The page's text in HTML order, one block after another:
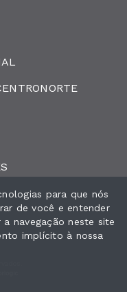
para que nós
de você e entender
navegação neste site
implícito à nossa